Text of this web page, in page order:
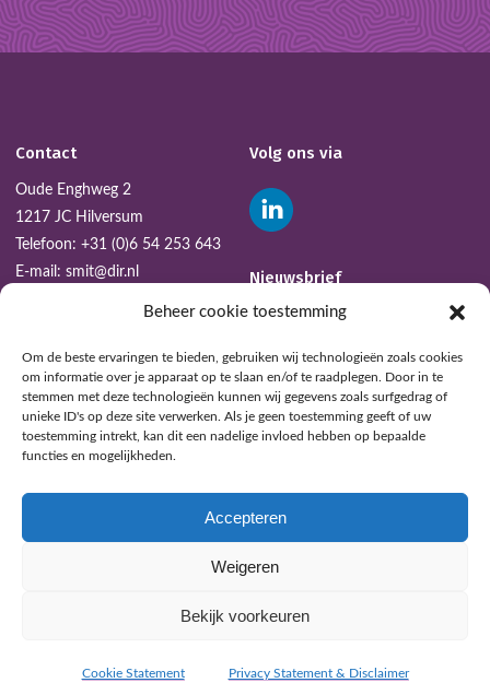
Beheer cookie toestemming
Om de beste ervaringen te bieden, gebruiken wij technologieën zoals cookies
om informatie over je apparaat op te slaan en/of te raadplegen. Door in te
stemmen met deze technologieën kunnen wij gegevens zoals surfgedrag of
unieke ID's op deze site verwerken. Als je geen toestemming geeft of uw
toestemming intrekt, kan dit een nadelige invloed hebben op bepaalde
functies en mogelijkheden.
Accepteren
Weigeren
Bekijk voorkeuren
Cookie Statement Privacy Statement & Disclaimer
Contact
Oude Enghweg 2
1217 JC Hilversum
Telefoon: +31 (0)6 54 253 643
E-mail: smit@dir.nl
Volg ons via
Nieuwsbrief
CRKBO GEREGISTREERDE INSTELLING
Copyright 2026, mindbugs. Alle rechten voorbehouden. Website by Noord Media